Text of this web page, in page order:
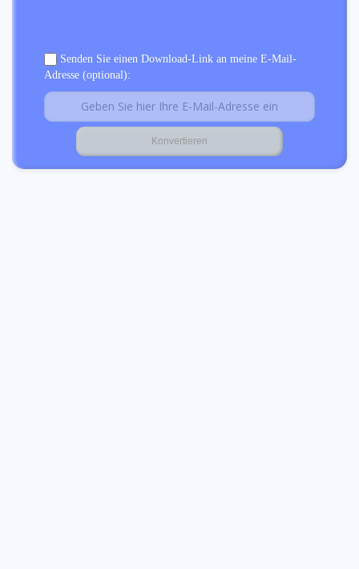
Senden Sie einen Download-Link an meine E-Mail-
Adresse (optional):